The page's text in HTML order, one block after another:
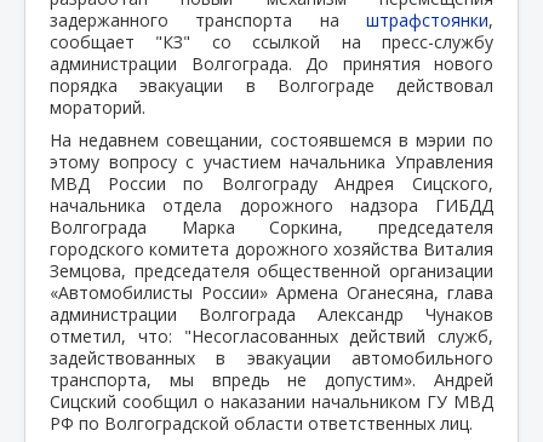
задержанного транспорта на штрафстоянки,
сообщает "КЗ" со ссылкой на пресс-службу
администрации Волгограда. До принятия нового
порядка эвакуации в Волгограде действовал
мораторий.
На недавнем совещании, состоявшемся в мэрии по
этому вопросу с участием начальника Управления
МВД России по Волгограду Андрея Сицского,
начальника отдела дорожного надзора ГИБДД
Волгограда Марка Соркина, председателя
городского комитета дорожного хозяйства Виталия
Земцова, председателя общественной организации
«Автомобилисты России» Армена Оганесяна, глава
администрации Волгограда Александр Чунаков
отметил, что: "Несогласованных действий служб,
задействованных в эвакуации автомобильного
транспорта, мы впредь не допустим». Андрей
Сицский сообщил о наказании начальником ГУ МВД
РФ по Волгоградской области ответственных лиц.